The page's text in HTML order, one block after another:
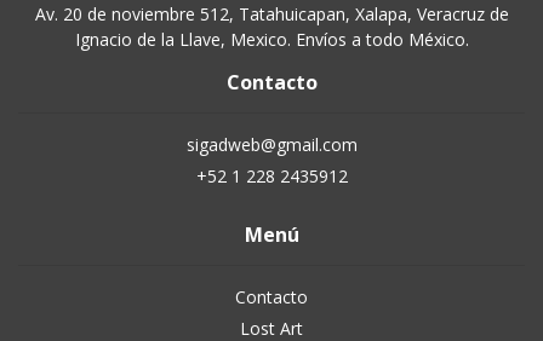
Av. 20 de noviembre 512, Tatahuicapan, Xalapa, Veracruz de
Ignacio de la Llave, Mexico. Envíos a todo México.
Contacto
sigadweb@gmail.com
+52 1 228 2435912
Menú
Contacto
Lost Art